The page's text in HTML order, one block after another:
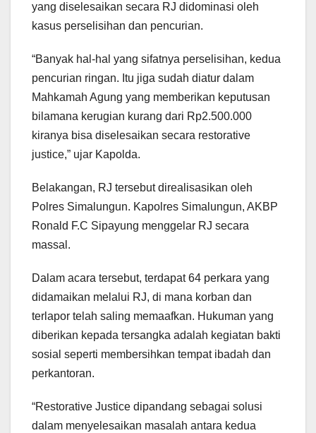
yang diselesaikan secara RJ didominasi oleh
kasus perselisihan dan pencurian.
“Banyak hal-hal yang sifatnya perselisihan, kedua
pencurian ringan. Itu jiga sudah diatur dalam
Mahkamah Agung yang memberikan keputusan
bilamana kerugian kurang dari Rp2.500.000
kiranya bisa diselesaikan secara restorative
justice,” ujar Kapolda.
Belakangan, RJ tersebut direalisasikan oleh
Polres Simalungun. Kapolres Simalungun, AKBP
Ronald F.C Sipayung menggelar RJ secara
massal.
Dalam acara tersebut, terdapat 64 perkara yang
didamaikan melalui RJ, di mana korban dan
terlapor telah saling memaafkan. Hukuman yang
diberikan kepada tersangka adalah kegiatan bakti
sosial seperti membersihkan tempat ibadah dan
perkantoran.
“Restorative Justice dipandang sebagai solusi
dalam menyelesaikan masalah antara kedua